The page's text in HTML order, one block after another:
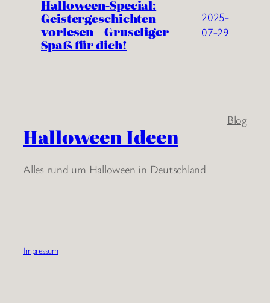
Halloween-Special:
Geistergeschichten
vorlesen – Gruseliger
Spaß für dich!
2025-
07-29
Halloween Ideen
Alles rund um Halloween in Deutschland
Blog
Impressum